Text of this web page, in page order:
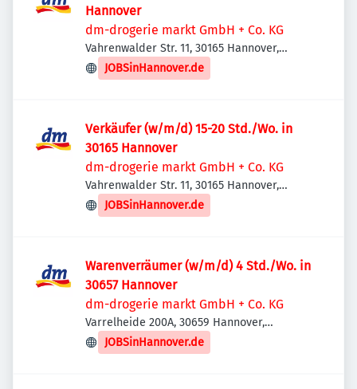
Hannover
dm-drogerie markt GmbH + Co. KG
Vahrenwalder Str. 11, 30165 Hannover,
Deutschland
JOBSinHannover.de
Verkäufer (w/m/d) 15-20 Std./Wo. in
30165 Hannover
dm-drogerie markt GmbH + Co. KG
Vahrenwalder Str. 11, 30165 Hannover,
Deutschland
JOBSinHannover.de
Warenverräumer (w/m/d) 4 Std./Wo. in
30657 Hannover
dm-drogerie markt GmbH + Co. KG
Varrelheide 200A, 30659 Hannover,
Deutschland
JOBSinHannover.de